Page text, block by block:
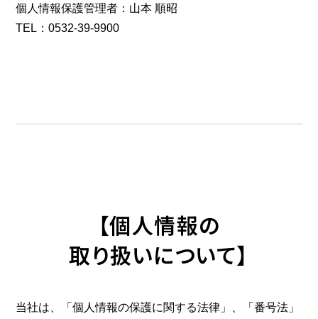
個人情報保護管理者：山本 順昭
TEL：0532-39-9900
【個人情報の
取り扱いについて】
当社は、「個人情報の保護に関する法律」、「番号法」